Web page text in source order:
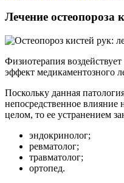
Лечение остеопороза
Физиотерапия
эффект медикаментозного
Поскольку данная
непосредственное влияние
целом, то ее устранением
эндокринолог;
ревматолог;
травматолог;
ортопед.